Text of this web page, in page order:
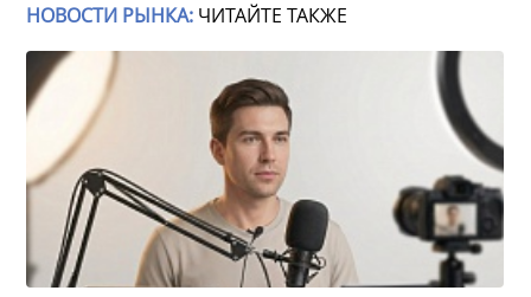
НОВОСТИ РЫНКА: ЧИТАЙТЕ ТАКЖЕ